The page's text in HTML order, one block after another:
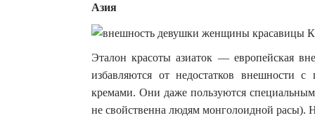
Азия
Эталон красоты азиаток — европейская
избавляются от недостатков внешности
кремами. Они даже пользуются
не свойственна людям монголоидной расы).